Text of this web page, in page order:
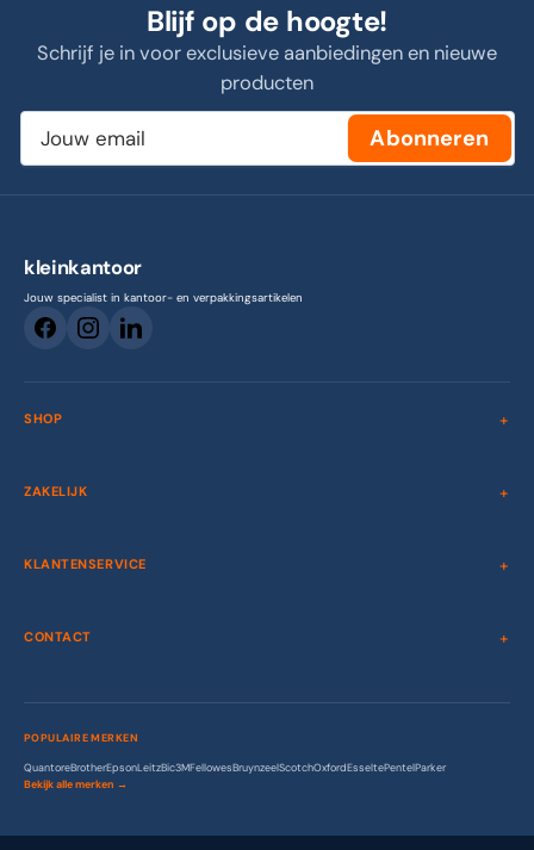
Blijf op de hoogte!
Schrijf je in voor exclusieve aanbiedingen en nieuwe
producten
Jouw
email
Abonneren
kleinkantoor
Jouw specialist in kantoor- en verpakkingsartikelen
SHOP
ZAKELIJK
KLANTENSERVICE
CONTACT
POPULAIRE MERKEN
QuantoreBrotherEpsonLeitzBic3MFellowesBruynzeelScotchOxfordEsseltePentelParker
Bekijk alle merken →